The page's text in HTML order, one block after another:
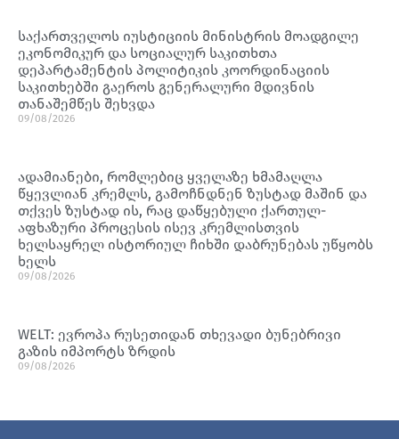
საქართველოს იუსტიციის მინისტრის მოადგილე
ეკონომიკურ და სოციალურ საკითხთა
დეპარტამენტის პოლიტიკის კოორდინაციის
საკითხებში გაეროს გენერალური მდივნის
თანაშემწეს შეხვდა
09/08/2026
ადამიანები, რომლებიც ყველაზე ხმამაღლა
წყევლიან კრემლს, გამოჩნდნენ ზუსტად მაშინ და
თქვეს ზუსტად ის, რაც დაწყებული ქართულ-
აფხაზური პროცესის ისევ კრემლისთვის
ხელსაყრელ ისტორიულ ჩიხში დაბრუნებას უწყობს
ხელს
09/08/2026
WELT: ევროპა რუსეთიდან თხევადი ბუნებრივი
გაზის იმპორტს ზრდის
09/08/2026